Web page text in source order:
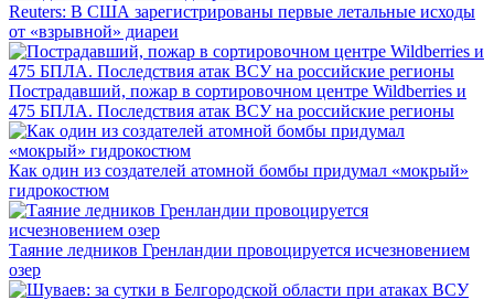
Reuters: В США зарегистрированы первые летальные исходы
от «взрывной» диареи
Пострадавший, пожар в сортировочном центре Wildberries и
475 БПЛА. Последствия атак ВСУ на российские регионы
Как один из создателей атомной бомбы придумал «мокрый»
гидрокостюм
Таяние ледников Гренландии провоцируется исчезновением
озер